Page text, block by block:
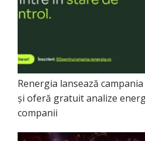
Renergia lansează
și oferă gratuit analize
companii